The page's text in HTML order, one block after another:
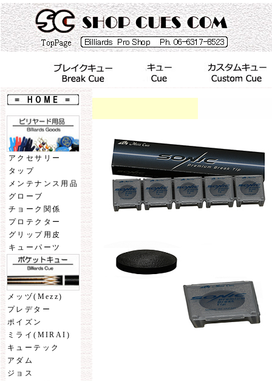
アクセサリー
タップ
メンテナンス用品
グローブ
チョーク関係
プロテクター
グリップ用皮
キューパーツ
メッヅ(Mezz)
プレデター
ポイズン
ミライ(MIRAI)
キューテック
アダム
ジョス